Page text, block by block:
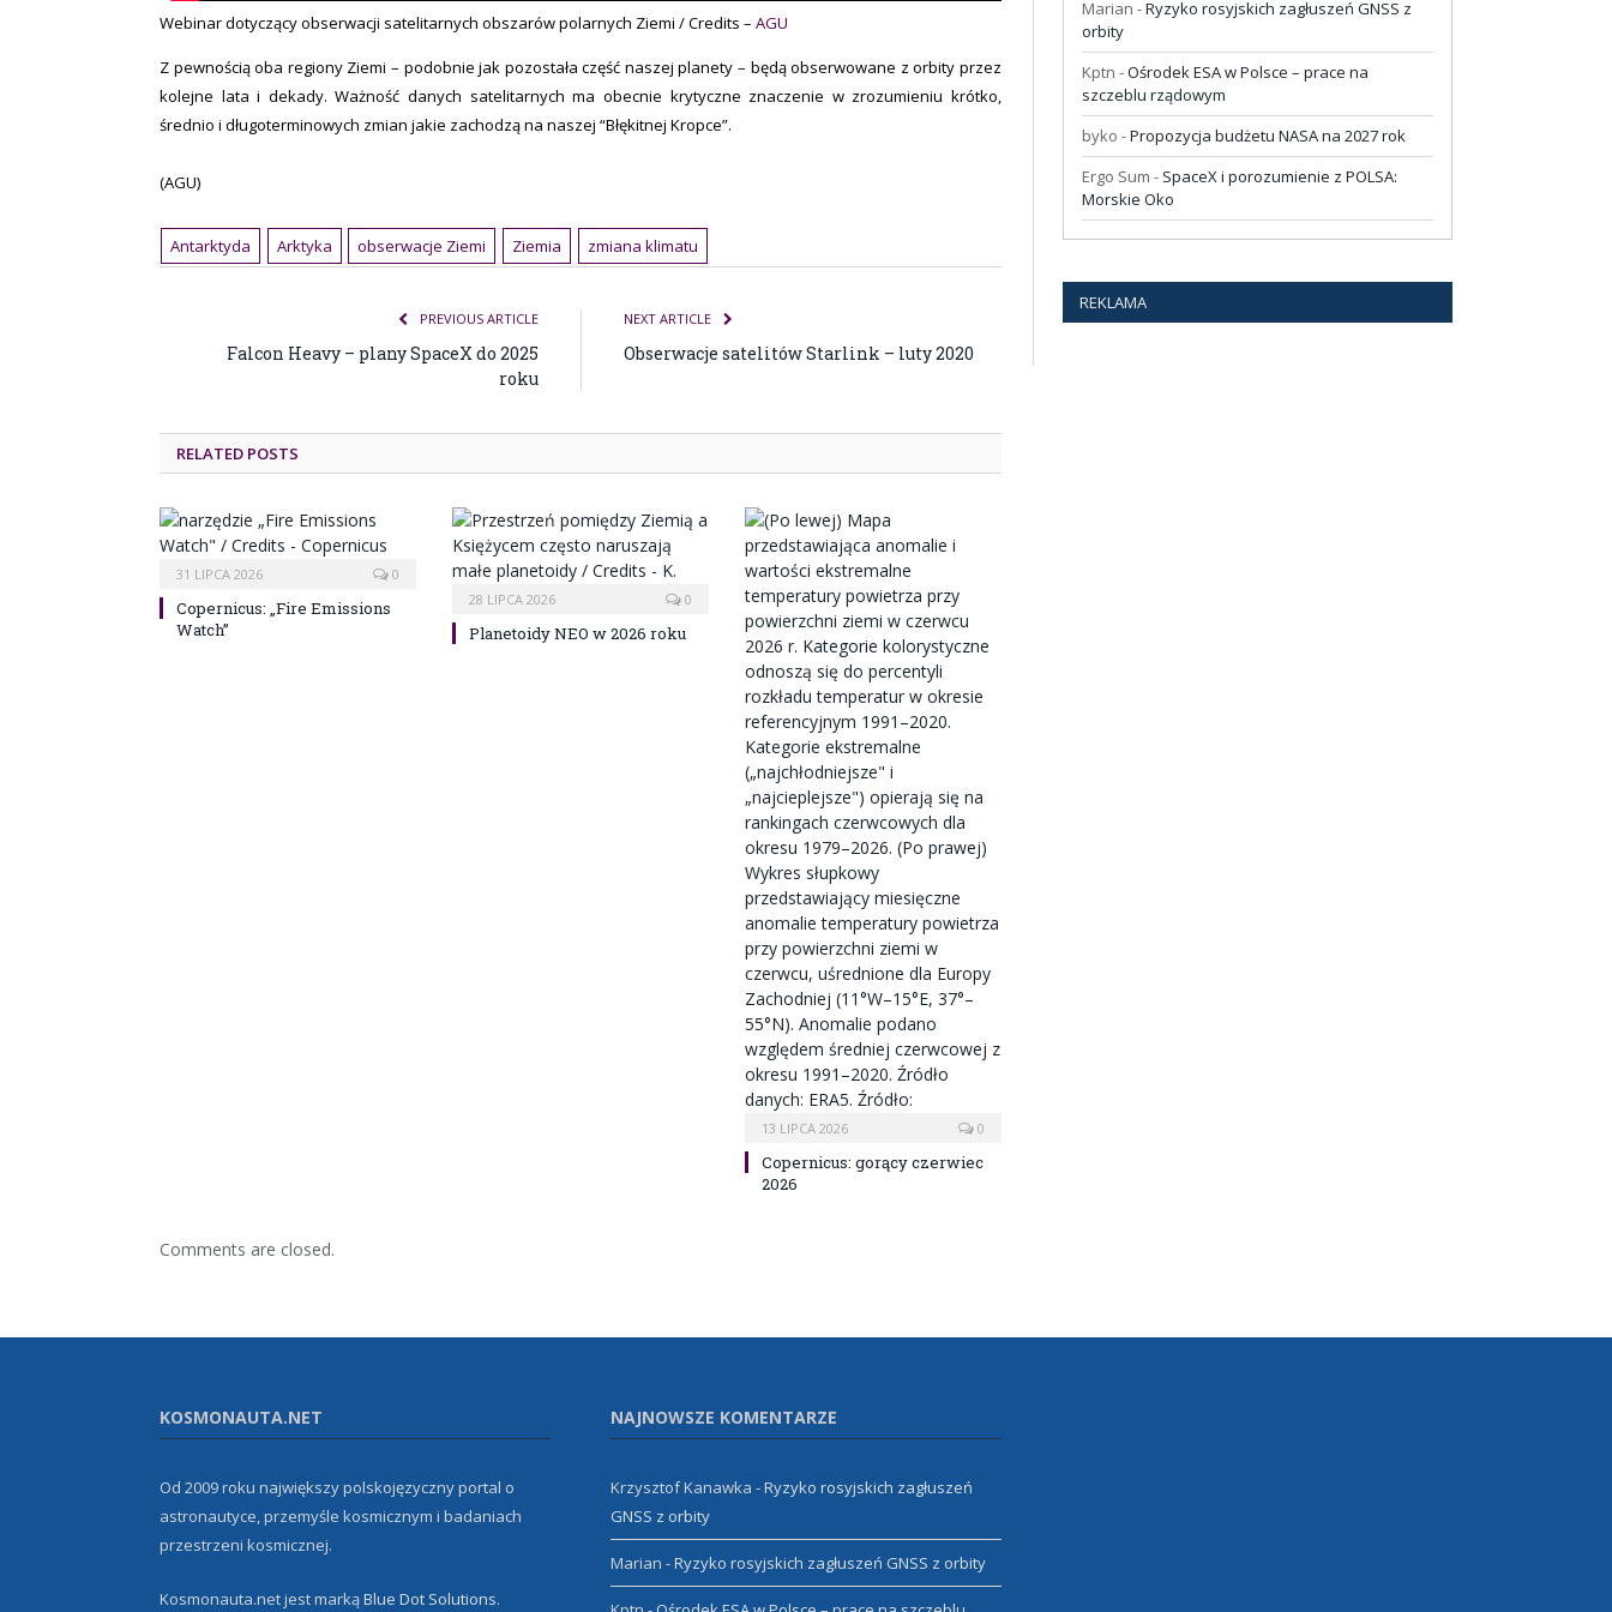
Webinar dotyczący obserwacji satelitarnych obszarów polarnych Ziemi / Credits – AGU
Z pewnością oba regiony Ziemi – podobnie jak pozostała część naszej planety – będą obserwowane z orbity przez
kolejne lata i dekady. Ważność danych satelitarnych ma obecnie krytyczne znaczenie w zrozumieniu krótko,
średnio i długoterminowych zmian jakie zachodzą na naszej “Błękitnej Kropce”.
(AGU)
Antarktyda Arktyka obserwacje Ziemi Ziemia zmiana klimatu
PREVIOUS ARTICLE
Falcon Heavy – plany SpaceX do 2025
roku
NEXT ARTICLE
Obserwacje satelitów Starlink – luty 2020
RELATED POSTS
31 LIPCA 2026 0
Copernicus: „Fire Emissions
Watch”
28 LIPCA 2026 0
Planetoidy NEO w 2026 roku
13 LIPCA 2026 0
Copernicus: gorący czerwiec
2026
Comments are closed.
Marian -Ryzyko rosyjskich zagłuszeń GNSS z
orbity
Kptn -Ośrodek ESA w Polsce – prace na
szczeblu rządowym
byko -Propozycja budżetu NASA na 2027 rok
Ergo Sum - SpaceX i porozumienie z POLSA:
Morskie Oko
REKLAMA
KOSMONAUTA.NET
Od 2009 roku największy polskojęzyczny portal o
astronautyce, przemyśle kosmicznym i badaniach
przestrzeni kosmicznej.
Kosmonauta.net jest markąBlue Dot Solutions.
NAJNOWSZE KOMENTARZE
Krzysztof Kanawka -Ryzyko rosyjskich zagłuszeń
GNSS z orbity
Marian -Ryzyko rosyjskich zagłuszeń GNSS z orbity